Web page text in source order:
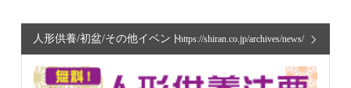
人形供養/初盆/その他イベントhttps://shiran.co.jp/archives/news/